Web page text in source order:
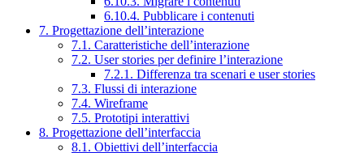
6.10.4. Pubblicare i contenuti
7. Progettazione dell’interazione
7.1. Caratteristiche dell’interazione
7.2. User stories per definire l’interazione
7.2.1. Differenza tra scenari e user stories
7.3. Flussi di interazione
7.4. Wireframe
7.5. Prototipi interattivi
8. Progettazione dell’interfaccia
8.1. Obiettivi dell’interfaccia